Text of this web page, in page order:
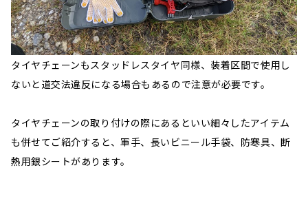
タイヤチェーンもスタッドレスタイヤ同様、装着区間で使用し
ないと道交法違反になる場合もあるので注意が必要です。
タイヤチェーンの取り付けの際にあるといい細々したアイテム
も併せてご紹介すると、軍手、長いビニール手袋、防寒具、断
熱用銀シートがあります。